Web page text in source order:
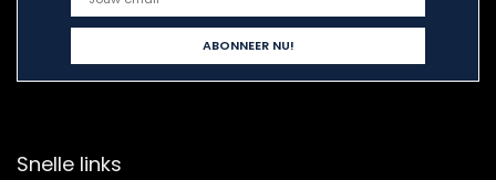
Snelle links